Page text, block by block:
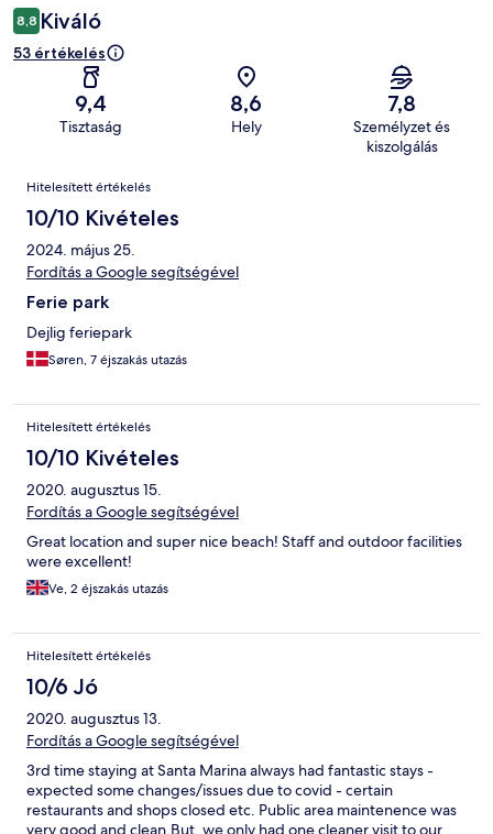
8,8 Kiváló
53 értékelés
9,4
Tisztaság
8,6
Hely
7,8
Személyzet és
kiszolgálás
Értékelések
Hitelesített értékelés
10/10 Kivételes
2024. május 25.
Fordítás a Google segítségével
Ferie park
Dejlig feriepark
Søren, 7 éjszakás utazás
Hitelesített értékelés
10/10 Kivételes
2020. augusztus 15.
Fordítás a Google segítségével
Great location and super nice beach! Staff and outdoor facilities
were excellent!
Ve, 2 éjszakás utazás
Hitelesített értékelés
10/6 Jó
2020. augusztus 13.
Fordítás a Google segítségével
3rd time staying at Santa Marina always had fantastic stays -
expected some changes/issues due to covid - certain
restaurants and shops closed etc. Public area maintenence was
very good and clean.But, we only had one cleaner visit to our